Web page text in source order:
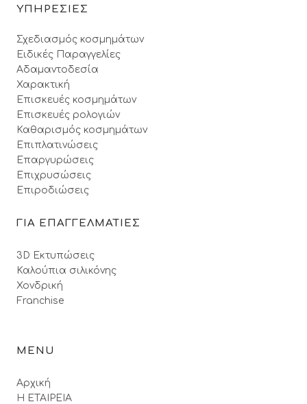
ΥΠΗΡΕΣΙΕΣ
Σχεδιασμός κοσμημάτων
Ειδικές Παραγγελίες
Αδαμαντοδεσία
Χαρακτική
Επισκευές κοσμημάτων
Επισκευές ρολογιών
Καθαρισμός κοσμημάτων
Επιπλατινώσεις
Επαργυρώσεις
Επιχρυσώσεις
Επιροδιώσεις
ΓΙΑ ΕΠΑΓΓΕΛΜΑΤΙΕΣ
3D Εκτυπώσεις
Καλούπια σιλικόνης
Χονδρική
Franchise
MENU
Αρχική
Η ΕΤΑΙΡΕΙΑ